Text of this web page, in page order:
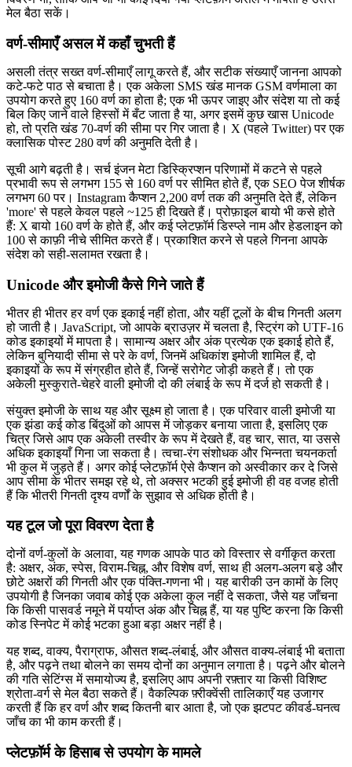
मेल बैठा सकें।
वर्ण-सीमाएँ असल में कहाँ चुभती हैं
असली तंत्र सख्त वर्ण-सीमाएँ लागू करते हैं, और सटीक संख्याएँ जानना आपको
कटे-फटे पाठ से बचाता है। एक अकेला SMS खंड मानक GSM वर्णमाला का
उपयोग करते हुए 160 वर्ण का होता है; एक भी ऊपर जाइए और संदेश या तो कई
बिल किए जाने वाले हिस्सों में बँट जाता है या, अगर इसमें कुछ खास Unicode
हो, तो प्रति खंड 70-वर्ण की सीमा पर गिर जाता है। X (पहले Twitter) पर एक
क्लासिक पोस्ट 280 वर्ण की अनुमति देती है।
सूची आगे बढ़ती है। सर्च इंजन मेटा डिस्क्रिप्शन परिणामों में कटने से पहले
प्रभावी रूप से लगभग 155 से 160 वर्ण पर सीमित होते हैं, एक SEO पेज शीर्षक
लगभग 60 पर। Instagram कैप्शन 2,200 वर्ण तक की अनुमति देते हैं, लेकिन
'more' से पहले केवल पहले ~125 ही दिखते हैं। प्रोफ़ाइल बायो भी कसे होते
हैं: X बायो 160 वर्ण के होते हैं, और कई प्लेटफ़ॉर्म डिस्प्ले नाम और हेडलाइन को
100 से काफ़ी नीचे सीमित करते हैं। प्रकाशित करने से पहले गिनना आपके
संदेश को सही-सलामत रखता है।
Unicode और इमोजी कैसे गिने जाते हैं
भीतर ही भीतर हर वर्ण एक इकाई नहीं होता, और यहीं टूलों के बीच गिनती अलग
हो जाती है। JavaScript, जो आपके ब्राउज़र में चलता है, स्ट्रिंग को UTF-16
कोड इकाइयों में मापता है। सामान्य अक्षर और अंक प्रत्येक एक इकाई होते हैं,
लेकिन बुनियादी सीमा से परे के वर्ण, जिनमें अधिकांश इमोजी शामिल हैं, दो
इकाइयों के रूप में संग्रहीत होते हैं, जिन्हें सरोगेट जोड़ी कहते हैं। तो एक
अकेली मुस्कुराते-चेहरे वाली इमोजी दो की लंबाई के रूप में दर्ज हो सकती है।
संयुक्त इमोजी के साथ यह और सूक्ष्म हो जाता है। एक परिवार वाली इमोजी या
एक झंडा कई कोड बिंदुओं को आपस में जोड़कर बनाया जाता है, इसलिए एक
चित्र जिसे आप एक अकेली तस्वीर के रूप में देखते हैं, वह चार, सात, या उससे
अधिक इकाइयाँ गिना जा सकता है। त्वचा-रंग संशोधक और भिन्नता चयनकर्ता
भी कुल में जुड़ते हैं। अगर कोई प्लेटफ़ॉर्म ऐसे कैप्शन को अस्वीकार कर दे जिसे
आप सीमा के भीतर समझ रहे थे, तो अक्सर भटकी हुई इमोजी ही वह वजह होती
हैं कि भीतरी गिनती दृश्य वर्णों के सुझाव से अधिक होती है।
यह टूल जो पूरा विवरण देता है
दोनों वर्ण-कुलों के अलावा, यह गणक आपके पाठ को विस्तार से वर्गीकृत करता
है: अक्षर, अंक, स्पेस, विराम-चिह्न, और विशेष वर्ण, साथ ही अलग-अलग बड़े और
छोटे अक्षरों की गिनती और एक पंक्ति-गणना भी। यह बारीकी उन कामों के लिए
उपयोगी है जिनका जवाब कोई एक अकेला कुल नहीं दे सकता, जैसे यह जाँचना
कि किसी पासवर्ड नमूने में पर्याप्त अंक और चिह्न हैं, या यह पुष्टि करना कि किसी
कोड स्निपेट में कोई भटका हुआ बड़ा अक्षर नहीं है।
यह शब्द, वाक्य, पैराग्राफ, औसत शब्द-लंबाई, और औसत वाक्य-लंबाई भी बताता
है, और पढ़ने तथा बोलने का समय दोनों का अनुमान लगाता है। पढ़ने और बोलने
की गति सेटिंग्स में समायोज्य है, इसलिए आप अपनी रफ़्तार या किसी विशिष्ट
श्रोता-वर्ग से मेल बैठा सकते हैं। वैकल्पिक फ़्रीक्वेंसी तालिकाएँ यह उजागर
करती हैं कि हर वर्ण और शब्द कितनी बार आता है, जो एक झटपट कीवर्ड-घनत्व
जाँच का भी काम करती हैं।
प्लेटफ़ॉर्म के हिसाब से उपयोग के मामले